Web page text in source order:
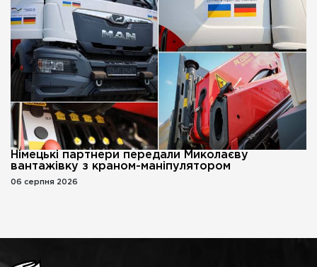
Німецькі партнери передали Миколаєву
вантажівку з краном-маніпулятором
06 серпня 2026